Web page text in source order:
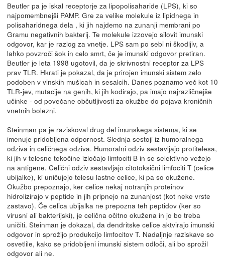
Beutler pa je iskal receptorje za lipopolisaharide (LPS), ki so
najpomembnejši PAMP. Gre za velike molekule iz lipidnega in
polisaharidnega dela , ki jih najdemo na zunanji membrani po
Gramu negativnih bakterij. Te molekule izzovejo silovit imunski
odgovor, kar je razlog za vnetje. LPS sam po sebi ni škodljiv, a
lahko povzroči šok in celo smrt, če je imunski odgovor pretiran.
Beutler je leta 1998 ugotovil, da je skrivnostni receptor za LPS
prav TLR. Hkrati je pokazal, da je prirojen imunski sistem zelo
podoben v vinskih mušicah in sesalcih. Danes poznamo več kot 10
TLR-jev, mutacije na genih, ki jih kodirajo, pa imajo najrazličnejše
učinke - od povečane občutljivosti za okužbe do pojava kroničnih
vnetnih bolezni.
Steinman pa je raziskoval drug del imunskega sistema, ki se
imenuje pridobljena odpornost. Slednja sestoji iz humoralnega
odziva in celičnega odziva. Humoralni odziv sestavljajo protitelesa,
ki jih v telesne tekočine izločajo limfociti B in se selektivno vežejo
na antigene. Celični odziv sestavljajo citotoksični limfociti T (celice
ubijalke), ki uničujejo telesu lastne celice, ki pa so okužene.
Okužbo prepoznajo, ker celice nekaj notranjih proteinov
hidrolizirajo v peptide in jih pripnejo na zunanjost (kot neke vrste
zastavo). Če celica ubijalka ne prepozna teh peptidov (ker so
virusni ali bakterijski), je celična očitno okužena in jo bo treba
uničiti. Steinman je dokazal, da dendritske celice aktvirajo imunski
odgovor in sprožijo produkcijo limfocitov T. Nadaljnje raziskave so
osvetlile, kako se pridobljeni imunski sistem odloči, ali bo sprožil
odgovor ali ne.